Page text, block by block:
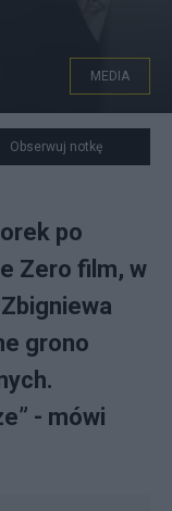
YouTube
MEDIA
Obserwuj notkę
po
Zero film, w
grono
- mówi